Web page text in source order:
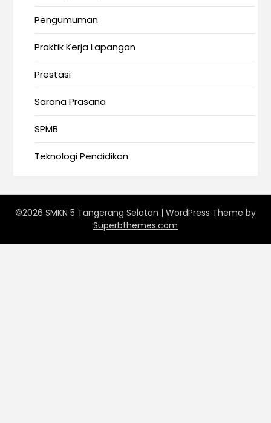
Pengumuman
Praktik Kerja Lapangan
Prestasi
Sarana Prasana
SPMB
Teknologi Pendidikan
©2026 SMKN 5 Tangerang Selatan | WordPress Theme by
Superbthemes.com